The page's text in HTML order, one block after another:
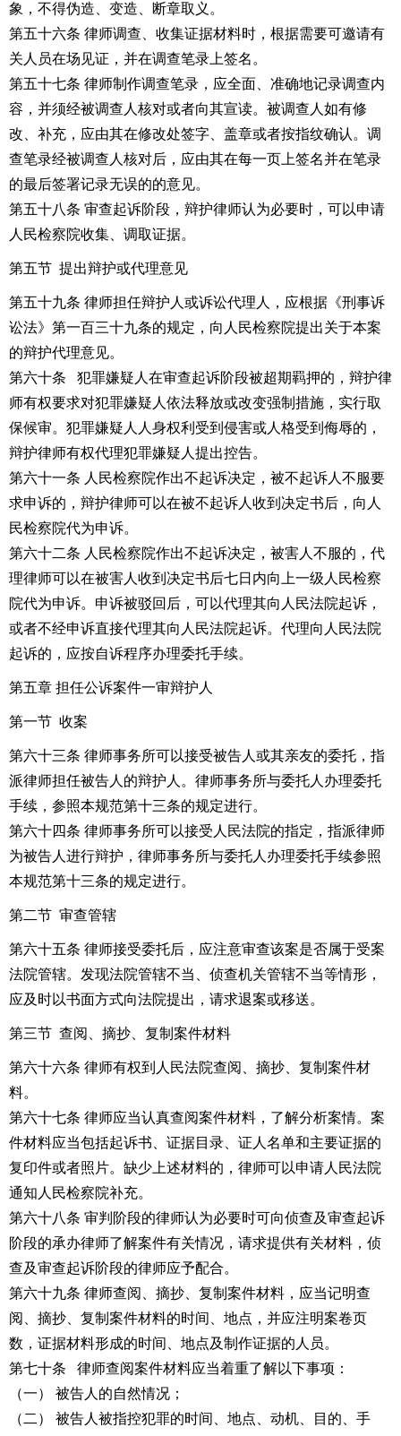
象，不得伪造、变造、断章取义。
第五十六条 律师调查、收集证据材料时，根据需要可邀请有
关人员在场见证，并在调查笔录上签名。
第五十七条 律师制作调查笔录，应全面、准确地记录调查内
容，并须经被调查人核对或者向其宣读。被调查人如有修
改、补充，应由其在修改处签字、盖章或者按指纹确认。调
查笔录经被调查人核对后，应由其在每一页上签名并在笔录
的最后签署记录无误的的意见。
第五十八条 审查起诉阶段，辩护律师认为必要时，可以申请
人民检察院收集、调取证据。
第五节 提出辩护或代理意见
第五十九条 律师担任辩护人或诉讼代理人，应根据《刑事诉
讼法》第一百三十九条的规定，向人民检察院提出关于本案
的辩护代理意见。
第六十条 犯罪嫌疑人在审查起诉阶段被超期羁押的，辩护律
师有权要求对犯罪嫌疑人依法释放或改变强制措施，实行取
保候审。犯罪嫌疑人人身权利受到侵害或人格受到侮辱的，
辩护律师有权代理犯罪嫌疑人提出控告。
第六十一条 人民检察院作出不起诉决定，被不起诉人不服要
求申诉的，辩护律师可以在被不起诉人收到决定书后，向人
民检察院代为申诉。
第六十二条 人民检察院作出不起诉决定，被害人不服的，代
理律师可以在被害人收到决定书后七日内向上一级人民检察
院代为申诉。申诉被驳回后，可以代理其向人民法院起诉，
或者不经申诉直接代理其向人民法院起诉。代理向人民法院
起诉的，应按自诉程序办理委托手续。
第五章 担任公诉案件一审辩护人
第一节 收案
第六十三条 律师事务所可以接受被告人或其亲友的委托，指
派律师担任被告人的辩护人。律师事务所与委托人办理委托
手续，参照本规范第十三条的规定进行。
第六十四条 律师事务所可以接受人民法院的指定，指派律师
为被告人进行辩护，律师事务所与委托人办理委托手续参照
本规范第十三条的规定进行。
第二节 审查管辖
第六十五条 律师接受委托后，应注意审查该案是否属于受案
法院管辖。发现法院管辖不当、侦查机关管辖不当等情形，
应及时以书面方式向法院提出，请求退案或移送。
第三节 查阅、摘抄、复制案件材料
第六十六条 律师有权到人民法院查阅、摘抄、复制案件材
料。
第六十七条 律师应当认真查阅案件材料，了解分析案情。案
件材料应当包括起诉书、证据目录、证人名单和主要证据的
复印件或者照片。缺少上述材料的，律师可以申请人民法院
通知人民检察院补充。
第六十八条 审判阶段的律师认为必要时可向侦查及审查起诉
阶段的承办律师了解案件有关情况，请求提供有关材料，侦
查及审查起诉阶段的律师应予配合。
第六十九条 律师查阅、摘抄、复制案件材料，应当记明查
阅、摘抄、复制案件材料的时间、地点，并应注明案卷页
数，证据材料形成的时间、地点及制作证据的人员。
第七十条 律师查阅案件材料应当着重了解以下事项：
（一） 被告人的自然情况；
（二） 被告人被指控犯罪的时间、地点、动机、目的、手